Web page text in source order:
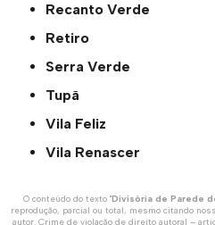
Recanto Verde
Retiro
Serra Verde
Tupã
Vila Feliz
Vila Renascer
O conteúdo do texto "Divisória de Parede
reprodução, parcial ou total, mesmo citando
autor. Crime de violação de direito autoral –